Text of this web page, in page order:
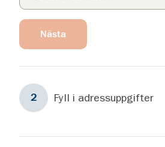
Nästa
2 Steg2
Fyll i adressuppgifter